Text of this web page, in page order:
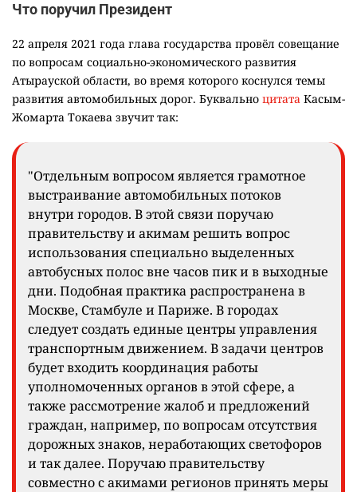
Что поручил Президент
22 апреля 2021 года глава государства провёл совещание
по вопросам социально-экономического развития
Атырауской области, во время которого коснулся темы
развития автомобильных дорог. Буквально цитата Касым-
Жомарта Токаева звучит так:
"Отдельным вопросом является грамотное
выстраивание автомобильных потоков
внутри городов. В этой связи поручаю
правительству и акимам решить вопрос
использования специально выделенных
автобусных полос вне часов пик и в выходные
дни. Подобная практика распространена в
Москве, Стамбуле и Париже. В городах
следует создать единые центры управления
транспортным движением. В задачи центров
будет входить координация работы
уполномоченных органов в этой сфере, а
также рассмотрение жалоб и предложений
граждан, например, по вопросам отсутствия
дорожных знаков, неработающих светофоров
и так далее. Поручаю правительству
совместно с акимами регионов принять меры